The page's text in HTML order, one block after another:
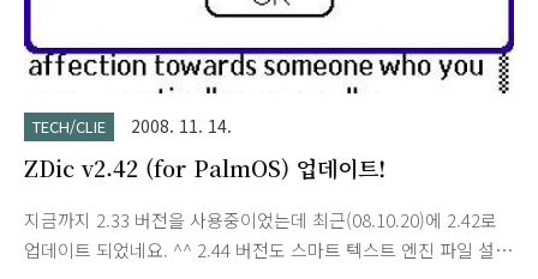
TECH/CLIE 2008. 11. 14.
ZDic v2.42 (for PalmOS) 업데이트!
지금까지 2.33 버전을 사용중이었는데 최근(08.10.20)에 2.42로
업데이트 되었네요. ^^ 2.44 버전도 스마트 텍스트 엔진 파일 설